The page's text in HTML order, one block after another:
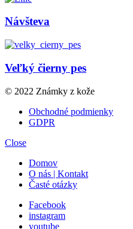
Návšteva
Veľký čierny pes
© 2022 Známky z kože
Obchodné podmienky
GDPR
Close
Domov
O nás | Kontakt
Časté otázky
Facebook
instagram
youtube